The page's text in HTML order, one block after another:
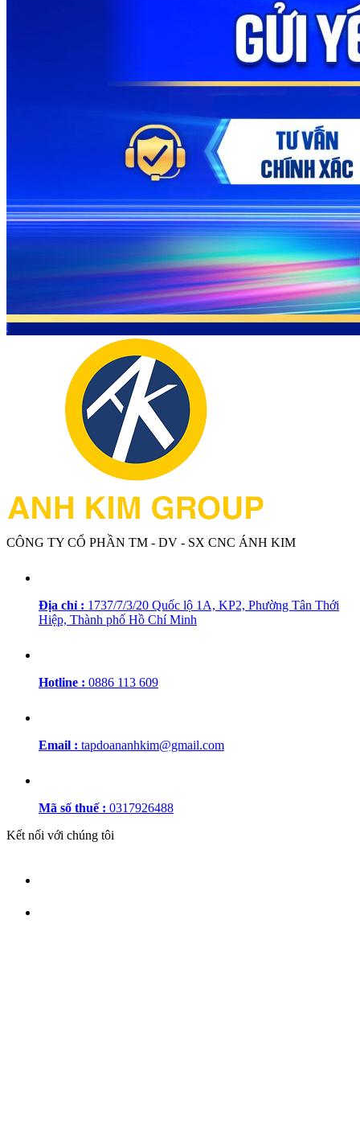
CÔNG TY CỔ PHẦN TM - DV - SX CNC ÁNH KIM
Địa chỉ : 1737/7/3/20 Quốc lộ 1A, KP2, Phường Tân Thới
Hiệp, Thành phố Hồ Chí Minh
Hotline : 0886 113 609
Email : tapdoananhkim@gmail.com
Mã số thuế : 0317926488
Kết nối với chúng tôi